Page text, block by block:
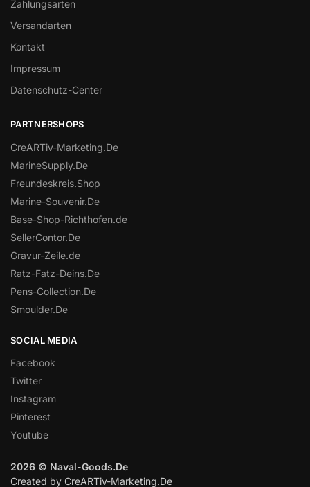
Zahlungsarten
Versandarten
Kontakt
Impressum
Datenschutz-Center
PARTNERSHOPS
CreARTiv-Marketing.De
MarineSupply.De
Freundeskreis.Shop
Marine-Souvenir.De
Base-Shop-Richthofen.de
SellerContor.De
Gravur-Zeile.de
Ratz-Fatz-Deins.De
Pens-Collection.De
Smoulder.De
SOCIAL MEDIA
Facebook
Twitter
Instagram
Pinterest
Youtube
2026 © Naval-Goods.De
Created by CreARTiv-Marketing.De